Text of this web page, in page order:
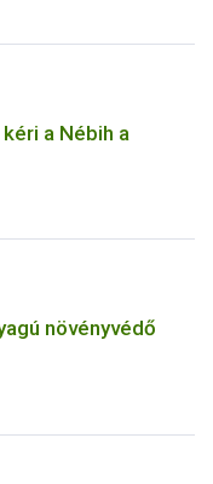
a Nébih a
növényvédő